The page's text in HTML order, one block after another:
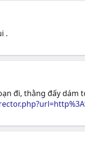
.
đi, thằng đấy dám